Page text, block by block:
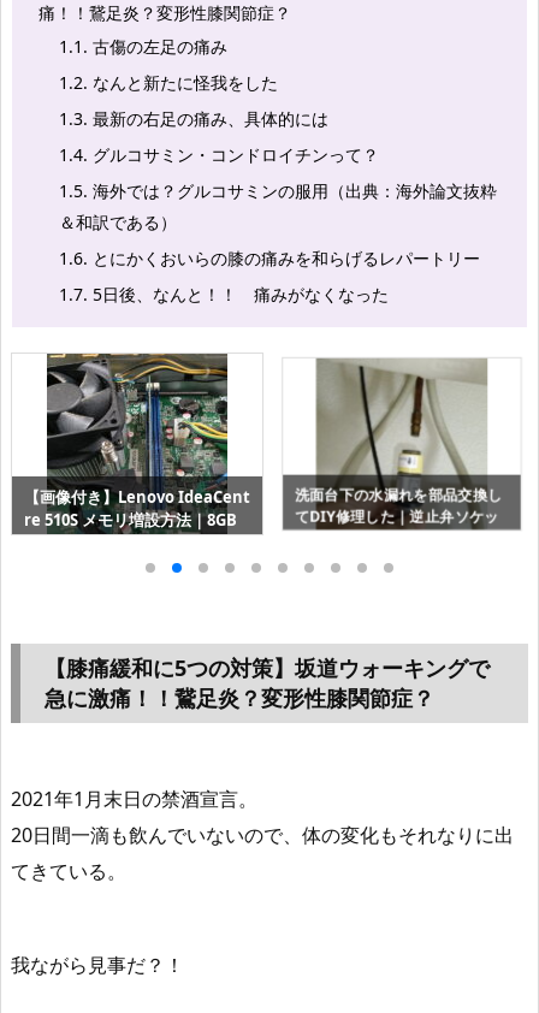
痛！！鵞足炎？変形性膝関節症？
1.1. 古傷の左足の痛み
1.2. なんと新たに怪我をした
1.3. 最新の右足の痛み、具体的には
1.4. グルコサミン・コンドロイチンって？
1.5. 海外では？グルコサミンの服用（出典：海外論文抜粋
＆和訳である）
1.6. とにかくおいらの膝の痛みを和らげるレパートリー
1.7. 5日後、なんと！！ 痛みがなくなった
交換し
ソケッ
闇バイト対策！！タカショーの
ローボルトライトの防犯ライト
のインプレ｜ひかりノベーショ
水漏れでｲﾅｯｸｽDT-
ージュにトイレ交換（
S・YDT-Z380・CW-
｜ｱｸｱｾﾗﾐｯｸ
【膝痛緩和に5つの対策】坂道ウォーキングで
急に激痛！！鵞足炎？変形性膝関節症？
2021年1月末日の禁酒宣言。
20日間一滴も飲んでいないので、体の変化もそれなりに出
てきている。
我ながら見事だ？！